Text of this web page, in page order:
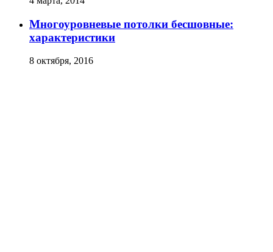
Многоуровневые потолки бесшовные:
характеристики
8 октября, 2016